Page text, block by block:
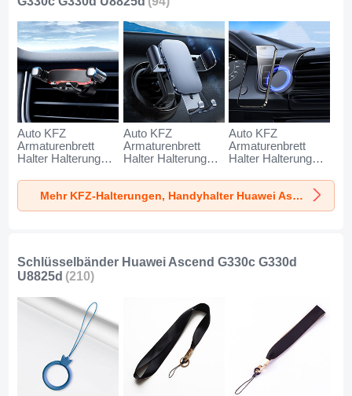
Auto KFZ
Armaturenbrett
Halter Halterung
AutoHalter
Halterungung
Handy BS6 für
Auto KFZ
Armaturenbrett
Halter Halterung
AutoHalter
Halterungung
Handy BS3 für
Auto KFZ
Armaturenbrett
Halter Halterung
AutoHalter
Halterungung
Magnet Handy BS1
Mehr KFZ-Halterungen, Handyhalter Huawei Ascend G330c G330d U8825d
Schlüsselbänder Huawei Ascend G330c G330d
U8825d (210)